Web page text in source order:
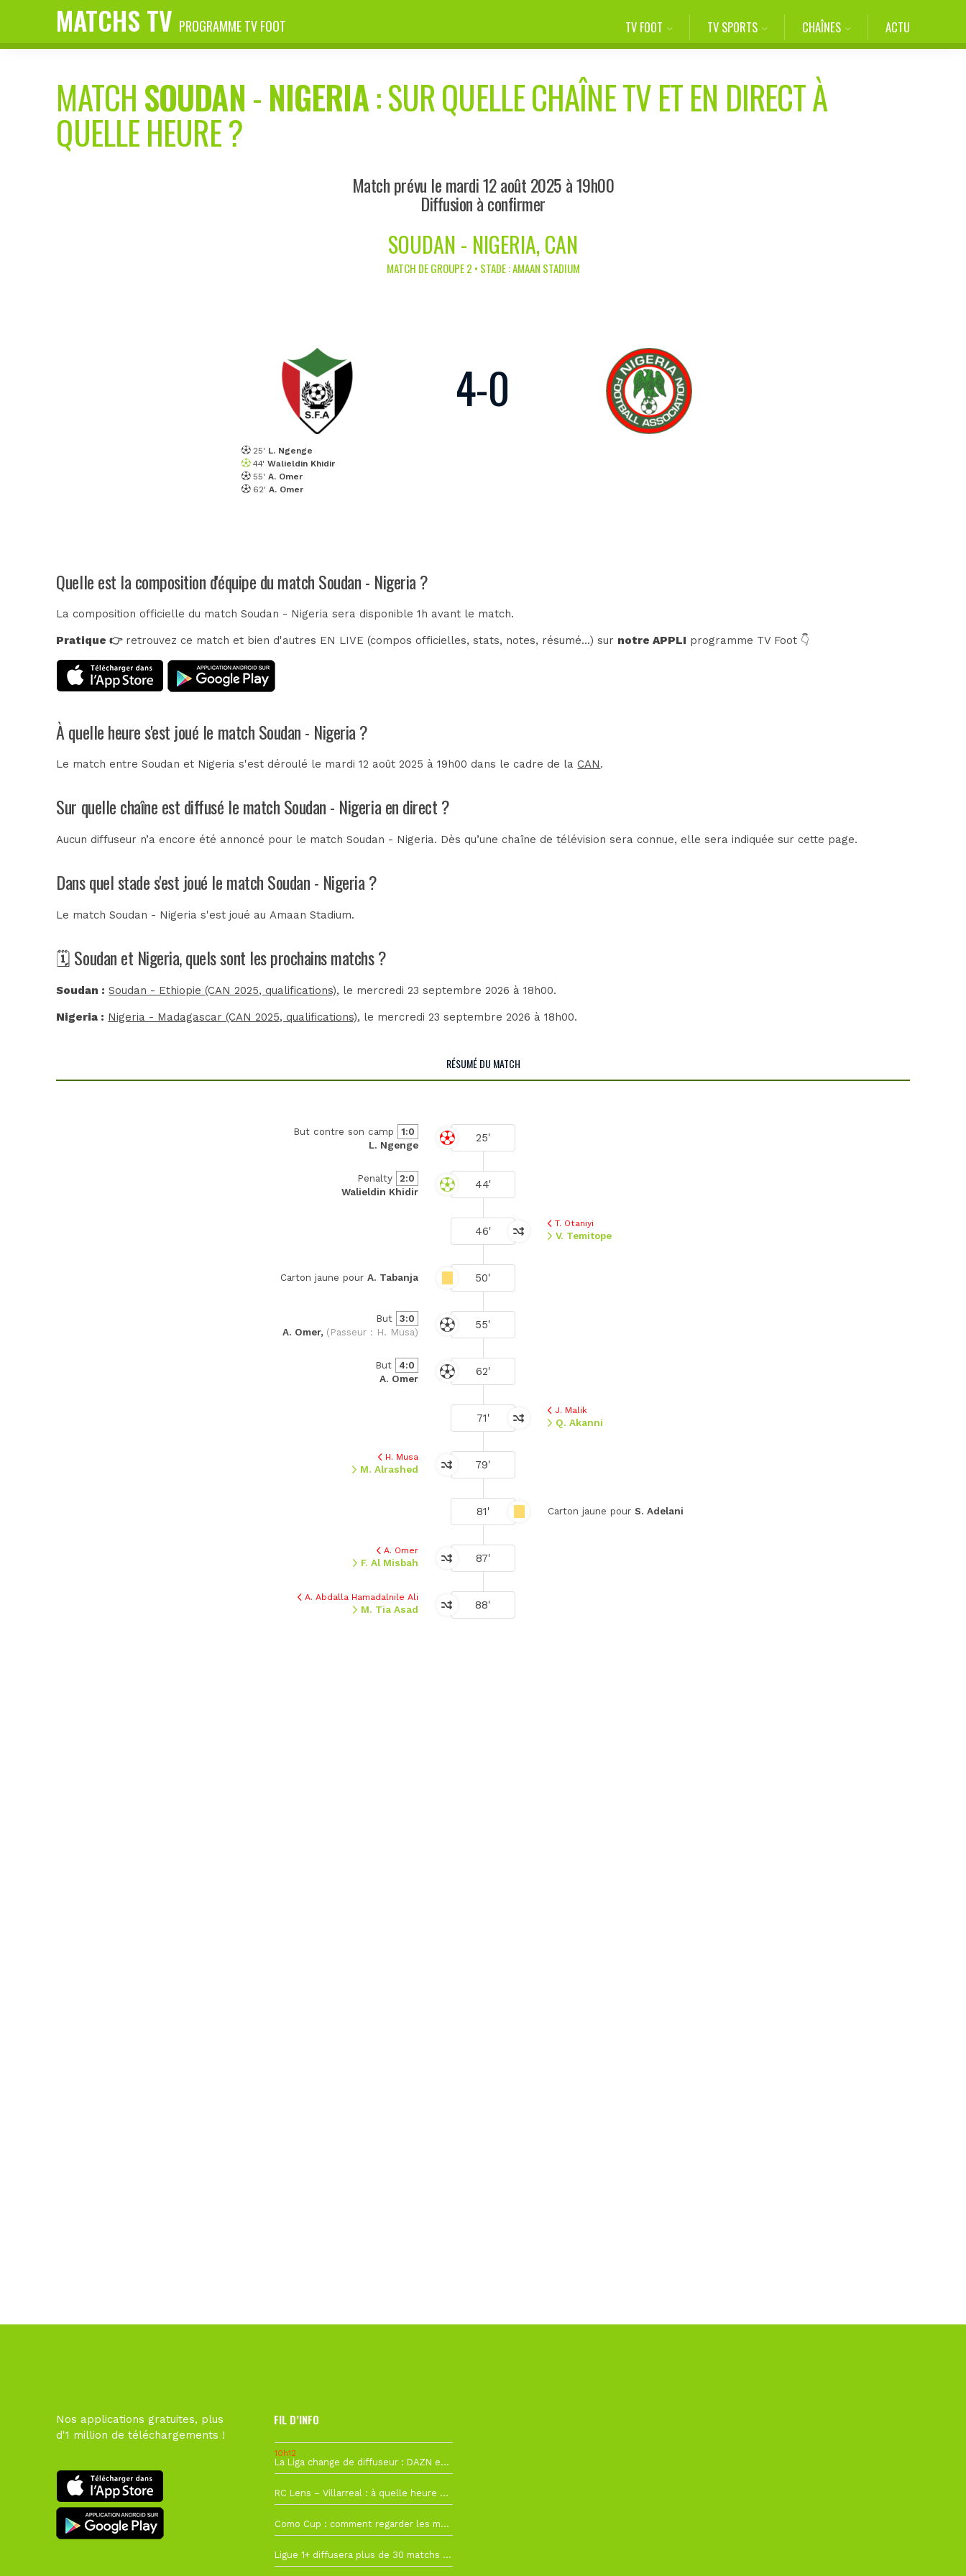
MATCHS TV PROGRAMME TV FOOT TV FOOT TV SPORTS CHAÎNES ACTU
MATCHSOUDAN-NIGERIA: SUR QUELLE CHAÎNE TV ET EN DIRECT À
QUELLE HEURE ?
Match prévu le mardi 12 août 2025 à 19h00
Diffusion à confirmer
SOUDAN - NIGERIA, CAN
MATCH DE GROUPE 2 • STADE : AMAAN STADIUM
25' L. Ngenge
44' Walieldin Khidir
55' A. Omer
62' A. Omer
4-0
Quelle est la composition d'équipe du match Soudan - Nigeria ?
La composition officielle du match Soudan - Nigeria sera disponible 1h avant le match.
Pratique 👉retrouvez ce match et bien d'autres EN LIVE (compos officielles, stats, notes, résumé...) sur notre APPLI programme TV Foot 👇
À quelle heure s'est joué le match Soudan - Nigeria ?
Le match entre Soudan et Nigeria s'est déroulé le mardi 12 août 2025 à 19h00 dans le cadre de laCAN.
Sur quelle chaîne est diffusé le match Soudan - Nigeria en direct ?
Aucun diffuseur n’a encore été annoncé pour le match Soudan - Nigeria. Dès qu’une chaîne de télévision sera connue, elle sera indiquée sur cette page.
Dans quel stade s'est joué le match Soudan - Nigeria ?
Le match Soudan - Nigeria s'est joué auAmaan Stadium.
🗓️ Soudan et Nigeria, quels sont les prochains matchs ?
Soudan : Soudan - Ethiopie (CAN 2025, qualifications), le mercredi 23 septembre 2026 à 18h00.
Nigeria : Nigeria - Madagascar (CAN 2025, qualifications), le mercredi 23 septembre 2026 à 18h00.
RÉSUMÉ DU MATCH
25'
But contre son camp
1:0
L. Ngenge
44'
Penalty
2:0
Walieldin Khidir
46'
T. Otaniyi
V. Temitope
50'
Carton jaune pour A. Tabanja
55'
But
3:0
A. Omer, (Passeur : H. Musa)
62'
But
4:0
A. Omer
71'
J. Malik
Q. Akanni
79'
H. Musa
M. Alrashed
81' Carton jaune pour S. Adelani
87'
A. Omer
F. Al Misbah
88'
A. Abdalla Hamadalnile Ali
M. Tia Asad
Nos applications gratuites, plus
d'1 million de téléchargements !
FIL D’INFO
10h12
La Liga change de diffuseur : DAZN et Disney+ remplacent beIN Sports !
RC Lens – Villarreal : à quelle heure et sur quelle chaîne voir la finale de la Como Cup ?
Como Cup : comment regarder les matchs du RC Lens en direct ?
Ligue 1+ diffusera plus de 30 matchs amicaux avant la reprise de la Ligue 1